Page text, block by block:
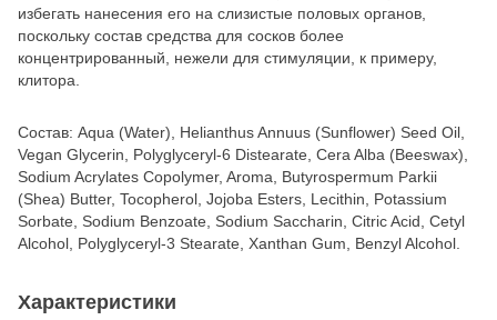
избегать нанесения его на слизистые половых органов,
поскольку состав средства для сосков более
концентрированный, нежели для стимуляции, к примеру,
клитора.
Состав: Aqua (Water), Helianthus Annuus (Sunflower) Seed Oil,
Vegan Glycerin, Polyglyceryl-6 Distearate, Cera Alba (Beeswax),
Sodium Acrylates Copolymer, Aroma, Butyrospermum Parkii
(Shea) Butter, Tocopherol, Jojoba Esters, Lecithin, Potassium
Sorbate, Sodium Benzoate, Sodium Saccharin, Citric Acid, Cetyl
Alcohol, Polyglyceryl-3 Stearate, Xanthan Gum, Benzyl Alcohol.
Характеристики